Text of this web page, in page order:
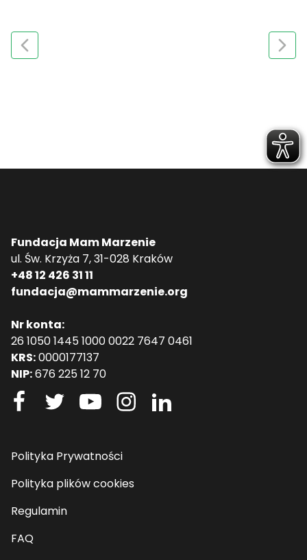
Fundacja Mam Marzenie
ul. Św. Krzyża 7, 31-028 Kraków
+48 12 426 31 11
fundacja@mammarzenie.org
Nr konta:
26 1050 1445 1000 0022 7647 0461
KRS:0000177137
NIP:676 225 12 70
Polityka Prywatności
Polityka plików cookies
Regulamin
FAQ